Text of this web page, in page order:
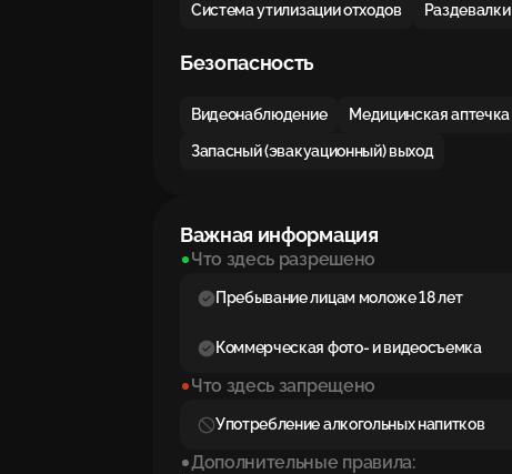
Система утилизации отходов Раздевалки
Безопасность
Видеонаблюдение Медицинская аптечка
Запасный (эвакуационный) выход
Важная информация
Что здесь разрешено
Пребывание лицам моложе 18 лет
Коммерческая фото- и видеосъемка
Что здесь запрещено
Употребление алкогольных напитков
Дополнительные правила: